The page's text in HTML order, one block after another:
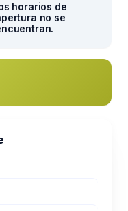
horarios de
no se